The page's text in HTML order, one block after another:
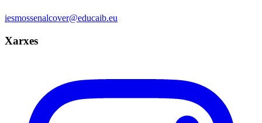
iesmossenalcover@educaib.eu
Xarxes